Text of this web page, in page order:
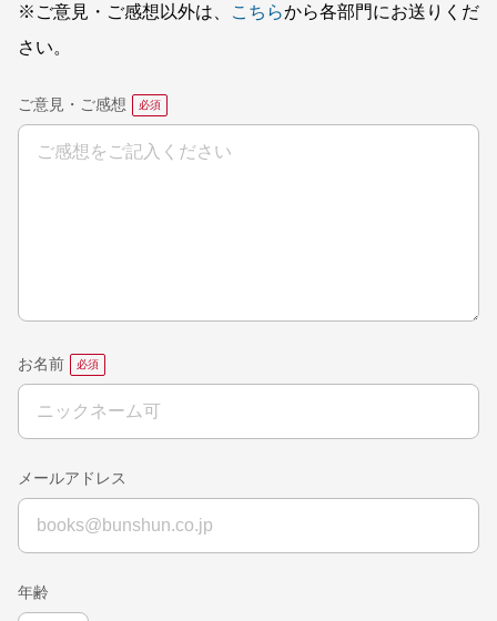
※ご意見・ご感想以外は、
こちらから各部門にお送りくだ
さい。
ご意見・ご感想
お名前
メールアドレス
年齢